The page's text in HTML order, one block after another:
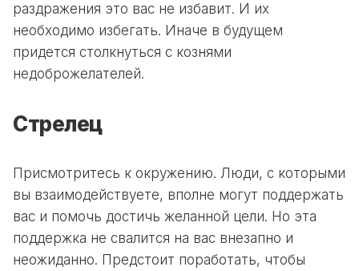
раздражения это вас не избавит. И их
необходимо избегать. Иначе в будущем
придется столкнуться с кознями
недоброжелателей.
Стрелец
Присмотритесь к окружению. Люди, с которыми
вы взаимодействуете, вполне могут поддержать
вас и помочь достичь желанной цели. Но эта
поддержка не свалится на вас внезапно и
неожиданно. Предстоит поработать, чтобы